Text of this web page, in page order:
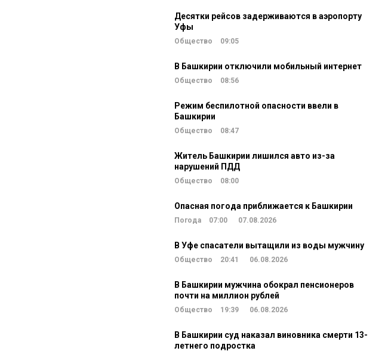
Десятки рейсов задерживаются в аэропорту
Уфы
Общество 09:05
В Башкирии отключили мобильный интернет
Общество 08:56
Режим беспилотной опасности ввели в
Башкирии
Общество 08:47
Житель Башкирии лишился авто из-за
нарушений ПДД
Общество 08:00
Опасная погода приближается к Башкирии
Погода 07:00 07.08.2026
В Уфе спасатели вытащили из воды мужчину
Общество 20:41 06.08.2026
В Башкирии мужчина обокрал пенсионеров
почти на миллион рублей
Общество 19:39 06.08.2026
В Башкирии суд наказал виновника смерти 13-
летнего подростка